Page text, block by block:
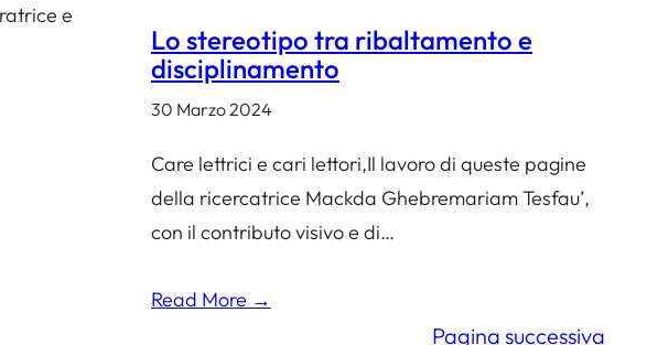
e
Lo stereotipo tra ribaltamento e
disciplinamento
30 Marzo 2024
Care lettrici e cari lettori,Il lavoro di queste pagine
della ricercatrice Mackda Ghebremariam Tesfau’,
con il contributo visivo e di…
Read More →
Pagina successiva